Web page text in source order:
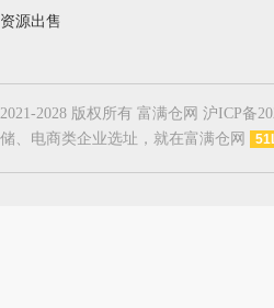
资源出售
2021-2028 版权所有 富满仓网 沪ICP备
储、电商类企业选址，就在富满仓网